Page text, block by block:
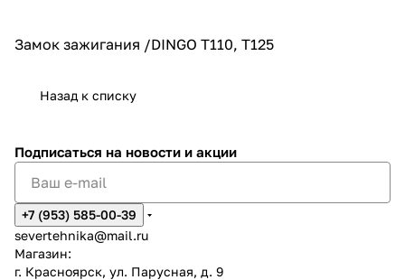
Замок зажигания /DINGO T110, Т125
Назад к списку
Подписаться на новости и акции
+7 (953) 585-00-39
severtehnika@mail.ru
Магазин:
г. Красноярск, ул. Парусная, д. 9